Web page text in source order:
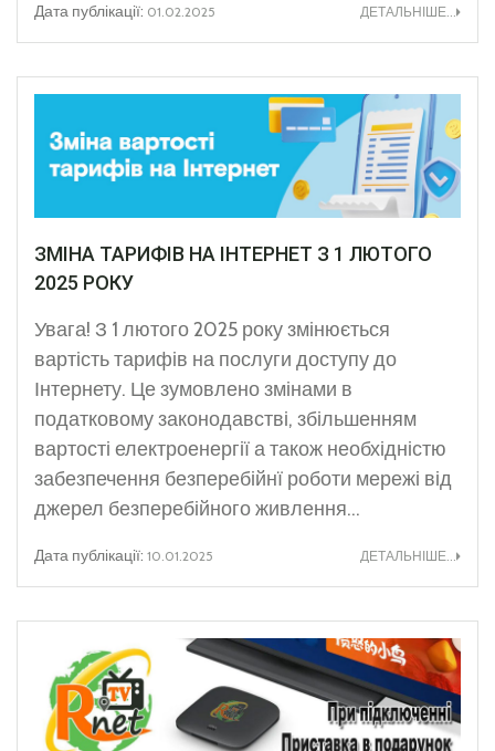
Дата публікації: 01.02.2025 ДЕТАЛЬНІШЕ...
ЗМІНА ТАРИФІВ НА ІНТЕРНЕТ З 1 ЛЮТОГО
2025 РОКУ
Увага! З 1 лютого 2025 року змінюється
вартість тарифів на послуги доступу до
Інтернету. Це зумовлено змінами в
податковому законодавстві, збільшенням
вартості електроенергії а також необхідністю
забезпечення безперебійнї роботи мережі від
джерел безперебійного живлення...
Дата публікації: 10.01.2025 ДЕТАЛЬНІШЕ...